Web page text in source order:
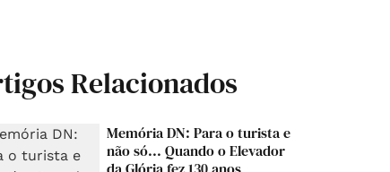
Relacionados
Memória DN: Para o turista e
não só... Quando o Elevador